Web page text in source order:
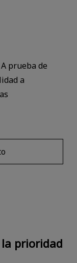
prueba de
a
prioridad